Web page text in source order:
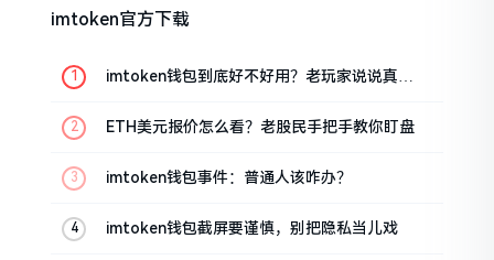
imtoken官方下载
imtoken钱包到底好不好用？老玩家说说真实
ETH美元报价怎么看？老股民手把手教你盯盘
imtoken钱包事件：普通人该咋办？
imtoken钱包截屏要谨慎，别把隐私当儿戏